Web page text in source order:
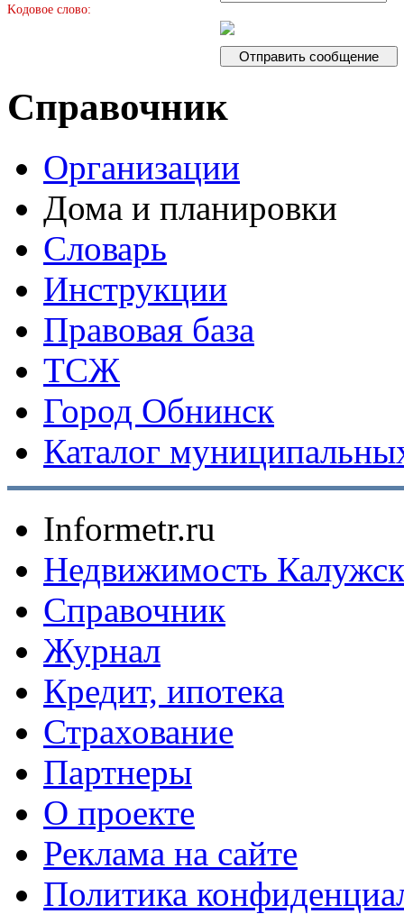
Kодовое слово:
Справочник
Организации
Дома и планировки
Словарь
Инструкции
Правовая база
ТСЖ
Город Обнинск
Каталог
Informetr.ru
Недвижимость
Справочник
Журнал
Кредит, ипотека
Страхование
Партнеры
O проекте
Реклама на сайте
Политика